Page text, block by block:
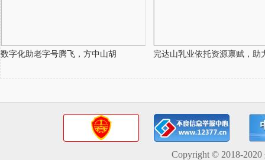
数字化助老字号腾飞，方中山胡 完达山乳业依托资源禀赋，助
Copyright © 2018-